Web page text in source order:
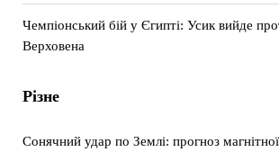
Чемпіонський бій у Єгипті: Усик вийде
Верховена
Різне
Сонячний удар по Землі: прогноз